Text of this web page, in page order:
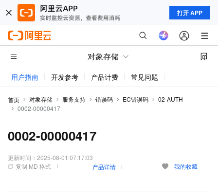
打开 APP
对象存储
用户指南 开发参考 产品计费 常见问题
首页 对象存储 服务支持 错误码 EC错误码
02-AUTH
0002-00000417
0002-00000417
更新时间： 2025-08-01 07:17:03
复制 MD 格式
产品详情 我的收藏